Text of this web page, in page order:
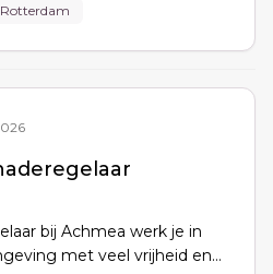
en signaleer je
bij Achmea werk je in
met veel vrijheid en